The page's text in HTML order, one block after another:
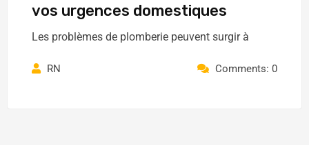
vos urgences domestiques
Les problèmes de plomberie peuvent surgir à
RN Comments: 0